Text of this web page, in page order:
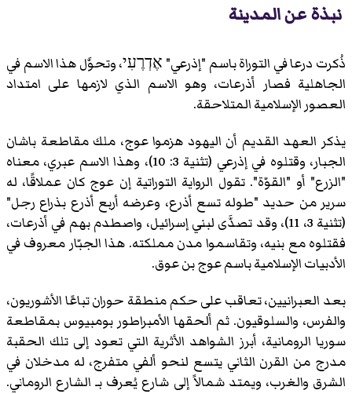
نبذة عن المدينة
ذُكرت درعا في التوراة باسم "إذرعي" אֶדְרֶעִי، وتحوَّل هذا الاسم في
الجاهلية فصار أذرعات، وهو الاسم الذي لازمها على امتداد
العصور الإسلامية المتلاحقة.
يذكر العهد القديم أن اليهود هزموا عوج، ملك مقاطعة باشان
الجبار، وقتلوه في إذرعي (تثنية 3: 10)، وهذا الاسم عبري، معناه
"الزرع" أو "القوّة". تقول الرواية التوراتية إن عوج كان عملاقًا، له
سرير من حديد "طوله تسع أذرع، وعرضه أربع أذرع بذراع رجل"
(تثنية 3، 11)، وقد تصدَّى لبني إسرائيل، واصطدم بهم في أذرعات،
فقتلوه مع بنيه، وتقاسموا مدن مملكته. هذا الجبّار معروف في
الأدبيات الإسلامية باسم عوج بن عوق.
بعد العبرانيين، تعاقب على حكم منطقة حوران تباعًا الأشوريون،
والفرس، والسلوقيون. ثم ألحقها الأمبراطور بومبيوس بمقاطعة
سوريا الرومانية، أبرز الشواهد الأثرية التي تعود إلى تلك الحقبة
مدرج من القرن الثاني يتسع لنحو ألفي متفرج، له مدخلان في
الشرق والغرب، ويمتد شمالاً إلى شارع يُعرف بـ الشارع الروماني.